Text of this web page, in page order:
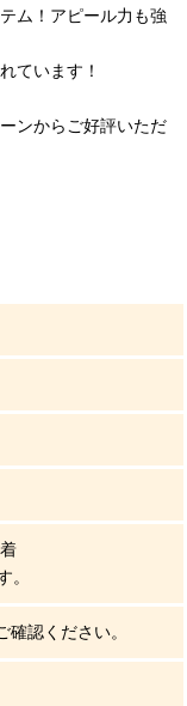
ム！アピール力も強
ています！
ンからご好評いただ
。
認ください。